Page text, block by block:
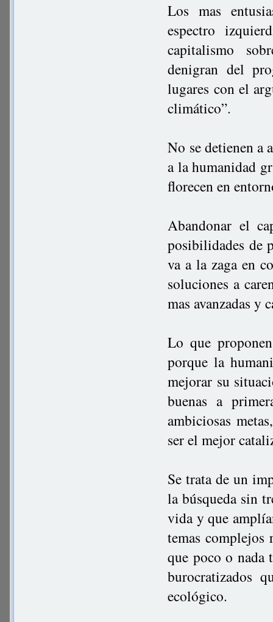
Los mas
espectro
capitalismo
denigran del
lugares con el
climático”.
No se detienen a
a la humanidad
florecen en
Abandonar el
posibilidades de
va a la zaga en
soluciones a
mas avanzadas y
Lo que
porque la
mejorar su
buenas a
ambiciosas
ser el mejor
Se trata de un
la búsqueda sin
vida y que
temas
que poco o nada
burocratizados
ecológico.